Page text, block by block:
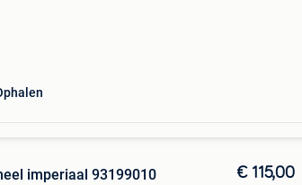
imperiaal 93199010
€ 115,00